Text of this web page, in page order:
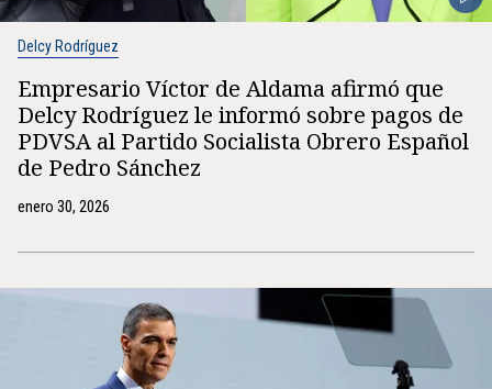
Delcy Rodríguez
Empresario Víctor de Aldama afirmó que
Delcy Rodríguez le informó sobre pagos de
PDVSA al Partido Socialista Obrero Español
de Pedro Sánchez
enero 30, 2026